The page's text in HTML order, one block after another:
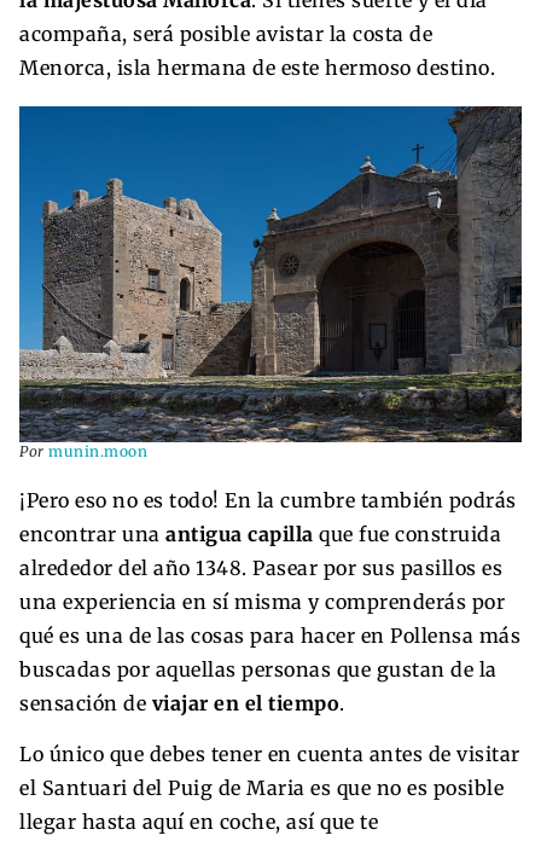
acompaña, será posible avistar la costa de
Menorca, isla hermana de este hermoso destino.
Por munin.moon
¡Pero eso no es todo! En la cumbre también podrás
encontrar una antigua capilla que fue construida
alrededor del año 1348. Pasear por sus pasillos es
una experiencia en sí misma y comprenderás por
qué es una de las cosas para hacer en Pollensa más
buscadas por aquellas personas que gustan de la
sensación de viajar en el tiempo.
Lo único que debes tener en cuenta antes de visitar
el Santuari del Puig de Maria es que no es posible
llegar hasta aquí en coche, así que te